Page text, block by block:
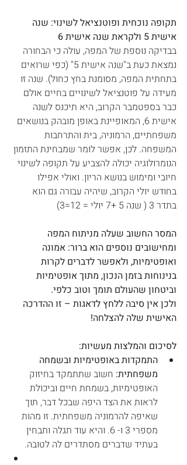
תקופה נוכחית ופוטנציאל לשינוי: שנה
אישית 5 ולקראת שנה אישית 6
בבדיקה נוספת של המפה, עולה כי הבחורה
נמצאת כעת ב"שנה אישית 5" (כפי שרואים
בתחתית המפה, מסומנת בחץ כחול). שנה זו
מעידה על פוטנציאל לשינויים בחיים אולם
כבר בספטמבר הקרוב, היא תיכנס לשנה
אישית 6, המאופיינת באופן מובהק בנושאים
משפחתיים, הרמוניה, בית והתרחבות
המשפחה. לכן, אפשר לומר שמבחינת התזמון
הנומרולוגיה יכולה להצביע על תקופה לשינוי
חיובי ומימוש בנושא הריון. ואולי אפילו
בחודש יולי הקרוב, שיהיה עבורה גם הוא
בתדר 3 ( שנה 5 +7 יולי = 12=3)
המסר החשוב שעלה מניתוח המפה
ומחישובים נוספים הוא ברור: אמונה
ואופטימיות, ולאפשר לדברים לקרות
בנינוחות בזמן הנכון, מתוך אופטימיות
וביטחון שהעולם תומך וטוב כלפי.
ולכן אין סיבה ללחץ לדאגות – זו ההדרכה
האישית שלה להצלחה!
לסיכום והמלצות מעשיות:
התמקדות באופטימיות ובשמחה
משפחתית: חשוב שתתמקד בחיזוק
האופטימיות, בשמחת חיים וביכולת
לראות את הצד היפה שבכל דבר, תוך
שאיפה להרמוניה משפחתית. זו מהות
מספרי 3 ו- 6. והיא עוד תגלה ותבחין
בעתיד שדברים מסתדרים לה לטובה.